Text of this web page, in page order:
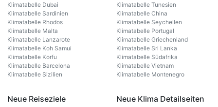
Klimatabelle Dubai
Klimatabelle Sardinien
Klimatabelle Rhodos
Klimatabelle Malta
Klimatabelle Lanzarote
Klimatabelle Koh Samui
Klimatabelle Korfu
Klimatabelle Barcelona
Klimatabelle Sizilien
Klimatabelle Tunesien
Klimatabelle China
Klimatabelle Seychellen
Klimatabelle Portugal
Klimatabelle Griechenland
Klimatabelle Sri Lanka
Klimatabelle Südafrika
Klimatabelle Vietnam
Klimatabelle Montenegro
Neue Reiseziele Neue Klima Detailseiten